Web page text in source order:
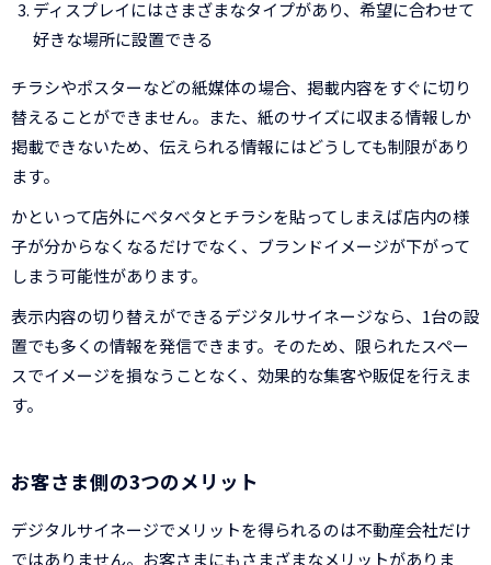
ディスプレイにはさまざまなタイプがあり、希望に合わせて
好きな場所に設置できる
チラシやポスターなどの紙媒体の場合、掲載内容をすぐに切り
替えることができません。また、紙のサイズに収まる情報しか
掲載できないため、伝えられる情報にはどうしても制限があり
ます。
かといって店外にベタベタとチラシを貼ってしまえば店内の様
子が分からなくなるだけでなく、ブランドイメージが下がって
しまう可能性があります。
表示内容の切り替えができるデジタルサイネージなら、1台の設
置でも多くの情報を発信できます。そのため、限られたスペー
スでイメージを損なうことなく、効果的な集客や販促を行えま
す。
お客さま側の3つのメリット
デジタルサイネージでメリットを得られるのは不動産会社だけ
ではありません。お客さまにもさまざまなメリットがありま